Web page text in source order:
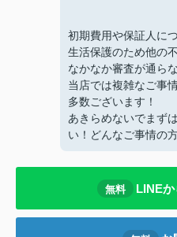
初期費用や保証人に
生活保護のため他の
なかなか審査が通ら
当店では複雑なご事
多数ございます！
あきらめないでまず
い！どんなご事情の
無料 LINE